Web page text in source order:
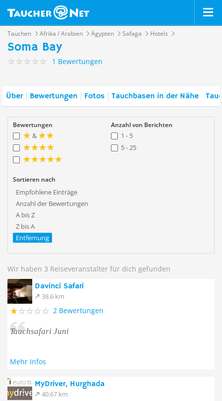
Tauchen Afrika / Arabien Ägypten Safaga Hotels
Soma Bay
1 Bewertungen
Über Bewertungen Fotos Tauchbasen in der Nähe
Bewertungen
&
Anzahl von Berichten
1 - 5
5 - 25
Sortieren nach
Empfohlene Einträge
Anzahl der Bewertungen
A bis Z
Z bis A
Entfernung
Wir haben 3 Reiseveranstalter für dich gefunden
Davinci Safari
38.6 km
2 Bewertungen
Tauchsafari Juni
Mehr Infos
MyDriver, Hurghada
40.67 km